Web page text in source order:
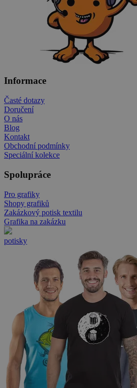
Informace
Časté dotazy
Doručení
O nás
Blog
Kontakt
Obchodní podmínky
Speciální kolekce
Spolupráce
Pro grafiky
Shopy grafiků
Zakázkový potisk textilu
Grafika na zakázku
potisky